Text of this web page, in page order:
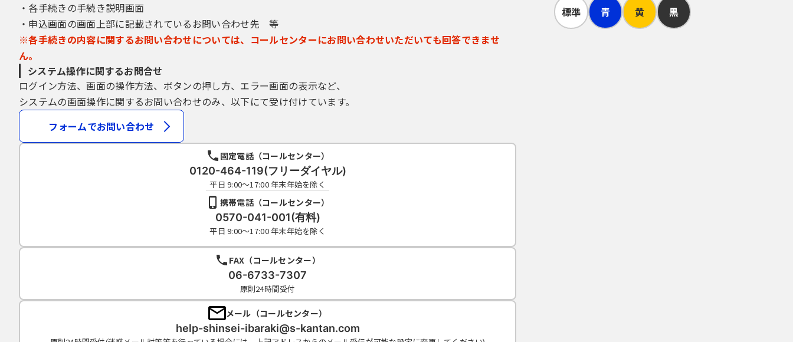
・各手続きの手続き説明画面
・申込画面の画面上部に記載されているお問い合わせ先 等
※各手続きの内容に関するお問い合わせについては、コールセンターにお問い合わせいただいても回答できませ
ん。
システム操作に関するお問合せ
ログイン方法、画面の操作方法、ボタンの押し方、エラー画面の表示など、
システムの画面操作に関するお問い合わせのみ、以下にて受け付けています。
フォームでお問い合わせ
固定電話（コールセンター）
0120-464-119(フリーダイヤル)
平日 9:00～17:00 年末年始を除く
携帯電話（コールセンター）
0570-041-001(有料)
平日 9:00～17:00 年末年始を除く
FAX（コールセンター）
06-6733-7307
原則24時間受付
メール（コールセンター）
help-shinsei-ibaraki@s-kantan.com
標準
青 黄 黒